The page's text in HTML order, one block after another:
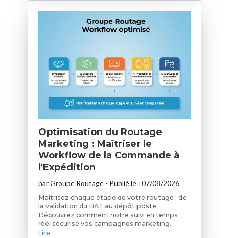
Optimisation du Routage
Marketing : Maîtriser le
Workflow de la Commande à
l'Expédition
parGroupe Routage - Publié le : 07/08/2026
Maîtrisez chaque étape de votre routage : de
la validation du BAT au dépôt poste.
Découvrez comment notre suivi en temps
réel sécurise vos campagnes marketing.
Lire